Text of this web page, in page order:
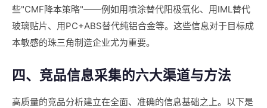
些"CMF降本策略"——例如用喷涂替代阳极氧化、用IML替代
玻璃贴片、用PC+ABS替代纯铝合金等。这些信息对于目标成
本敏感的珠三角制造企业尤为重要。
四、竞品信息采集的六大渠道与方法
高质量的竞品分析建立在全面、准确的信息基础之上。以下是